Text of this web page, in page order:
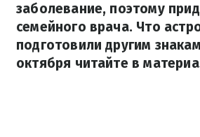
заболевание, поэтому
семейного врача. Что
подготовили другим
октября читайте в